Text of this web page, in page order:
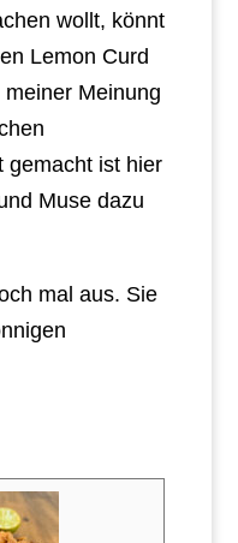
wollt, könnt
Lemon Curd
Meinung
gemacht ist hier
Muse dazu
mal aus. Sie